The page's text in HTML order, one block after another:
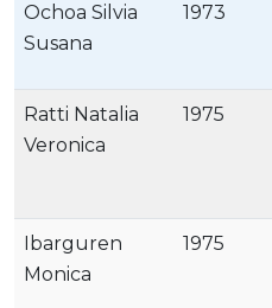
Ochoa Silvia
Susana
1973
Ratti Natalia
Veronica
1975
Ibarguren
Monica
1975